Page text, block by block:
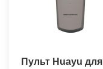
Пульт Huayu для